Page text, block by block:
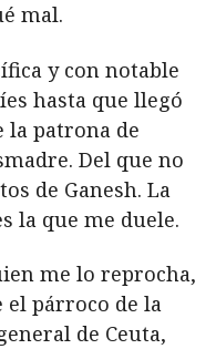
mal.
y con notable
hasta que llegó
la patrona de
Del que no
de Ganesh. La
la que me duele.
me lo reprocha,
párroco de la
de Ceuta,